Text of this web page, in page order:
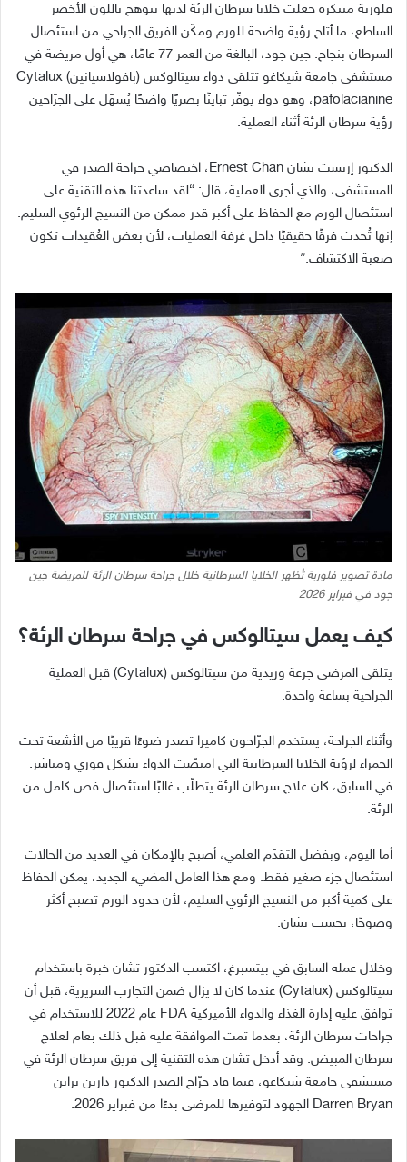
فلورية مبتكرة جعلت خلايا سرطان الرئة لديها تتوهج باللون الأخضر
الساطع، ما أتاح رؤية واضحة للورم ومكّن الفريق الجراحي من استئصال
السرطان بنجاح. جين جود، البالغة من العمر
عامًا، هي أول مريضة في
مستشفى جامعة شيكاغو تتلقى دواء سيتالوكس (بافولاسيانين ) Cytalux
pafolacianine، وهو دواء يوفّر تباينًا بصريًا واضحًا يُسهّل على الجرّاحين
رؤية سرطان الرئة أثناء العملية.
الدكتور إرنست تشان
، اختصاصي جراحة الصدر في
المستشفى، والذي أجرى العملية، قال: “لقد ساعدتنا هذه التقنية على
استئصال الورم مع الحفاظ على أكبر قدر ممكن من النسيج الرئوي السليم.
إنها تُحدث فرقًا حقيقيًا داخل غرفة العمليات، لأن بعض العُقيدات تكون
صعبة الاكتشاف.”
مادة تصوير فلورية تُظهر الخلايا السرطانية خلال جراحة سرطان الرئة للمريضة جين
جود في فبراير 2026
كيف يعمل سيتالوكس في جراحة سرطان الرئة؟
يتلقى المرضى جرعة وريدية من سيتالوكس (Cytalux)
قبل العملية
الجراحية بساعة واحدة.
وأثناء الجراحة، يستخدم الجرّاحون كاميرا تصدر ضوءًا قريبًا من الأشعة تحت
الحمراء لرؤية الخلايا السرطانية التي امتصّت الدواء بشكل فوري ومباشر.
في السابق، كان علاج سرطان الرئة يتطلّب غالبًا استئصال فص كامل من
الرئة.
أما اليوم، وبفضل التقدّم العلمي، أصبح بالإمكان في العديد من الحالات
استئصال جزء صغير فقط. ومع هذا العامل المضيء الجديد، يمكن الحفاظ
على كمية أكبر من النسيج الرئوي السليم، لأن حدود الورم تصبح أكثر
وضوحًا، بحسب تشان.
وخلال عمله السابق في بيتسبرغ، اكتسب الدكتور تشان خبرة باستخدام
سيتالوكس (Cytalux)
عندما كان لا يزال ضمن التجارب السريرية، قبل أن
توافق عليه إدارة الغذاء والدواء الأميركية
عام
للاستخدام في
جراحات سرطان الرئة، بعدما تمت الموافقة عليه قبل ذلك بعام لعلاج
سرطان المبيض. وقد أدخل تشان هذه التقنية إلى فريق سرطان الرئة في
مستشفى جامعة شيكاغو، فيما قاد جرّاح الصدر الدكتور دارين براين
Darren Bryan الجهود لتوفيرها للمرضى بدءًا من فبراير